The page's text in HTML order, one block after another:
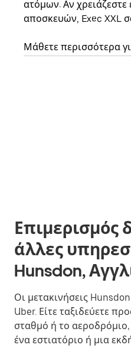
ατόμων. Αν
αποσκευών, Exec XXL
Μάθετε περισσότερα
Επιμερισμός
άλλες
Hunsdon,
Οι μετακινήσεις
Uber. Είτε ταξιδεύετε
σταθμό ή το αεροδρόμιο,
ένα εστιατόριο ή μια